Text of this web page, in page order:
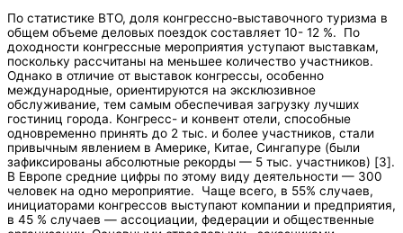
По статистике ВТО, доля конгрессно-выставочного туризма в
общем объеме деловых поездок составляет 10- 12 %. По
доходности конгрессные мероприятия уступают выставкам,
поскольку рассчитаны на меньшее количество участников.
Однако в отличие от выставок конгрессы, особенно
международные, ориентируются на эксклюзивное
обслуживание, тем самым обеспечивая загрузку лучших
гостиниц города. Конгресс- и конвент отели, способные
одновременно принять до 2 тыс. и более участников, стали
привычным явлением в Америке, Китае, Сингапуре (были
зафиксированы абсолютные рекорды — 5 тыс. участников) [3].
В Европе средние цифры по этому виду деятельности — 300
человек на одно мероприятие. Чаще всего, в 55% случаев,
инициаторами конгрессов выступают компании и предприятия,
в 45 % случаев — ассоциации, федерации и общественные